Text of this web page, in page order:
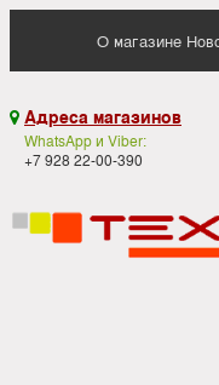
О магазине
 Адреса магазинов
WhatsApp и Viber:
+7 928 22-00-390